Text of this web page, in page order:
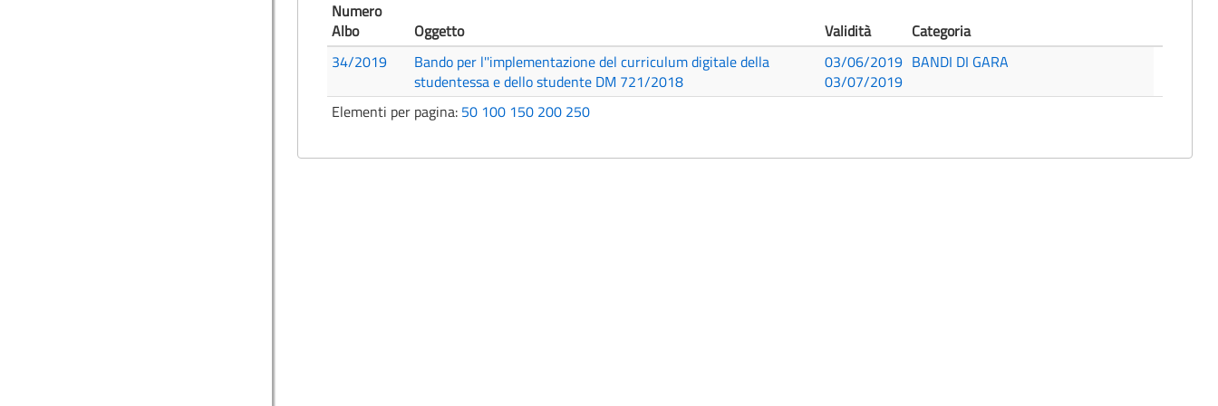
Numero
Albo
Oggetto Validità
Categoria
34/2019
Bando per l''implementazione del curriculum digitale della
studentessa e dello studente DM 721/2018
03/06/2019
03/07/2019
BANDI DI GARA
Elementi per pagina: 50 100 150 200 250